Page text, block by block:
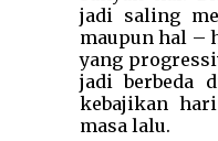
jadi saling
maupun hal –
yang
jadi berbeda
kebajikan
masa lalu.